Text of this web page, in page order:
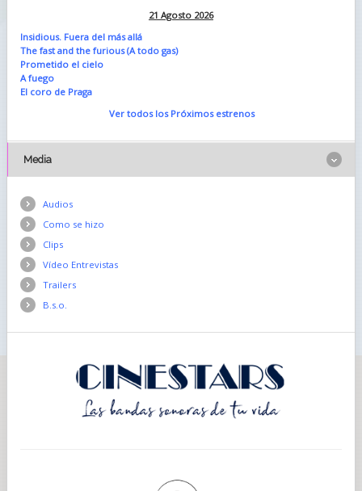
21 Agosto 2026
Insidious. Fuera del más allá
The fast and the furious (A todo gas)
Prometido el cielo
A fuego
El coro de Praga
Ver todos los Próximos estrenos
Media
Audios
Como se hizo
Clips
Vídeo Entrevistas
Trailers
B.s.o.